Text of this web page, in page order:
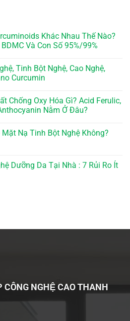
Khác Nhau Thế Nào?
BDMC Và Con Số 95%/99%
Tinh Bột Nghệ, Cao Nghệ,
Curcumin
Chống Oxy Hóa Gì? Acid Ferulic,
Nằm Ở Đâu?
Nạ Tinh Bột Nghệ Không?
Dưỡng Da Tại Nhà : 7 Rủi Ro Ít
CÔNG NGHỆ CAO THANH